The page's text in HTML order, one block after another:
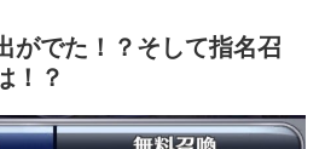
がでた！？そして指名召
！？